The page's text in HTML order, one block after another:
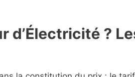
d’Électricité ?